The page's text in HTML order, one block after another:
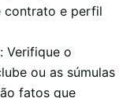
contrato e perfil
Verifique o
ou as súmulas
fatos que